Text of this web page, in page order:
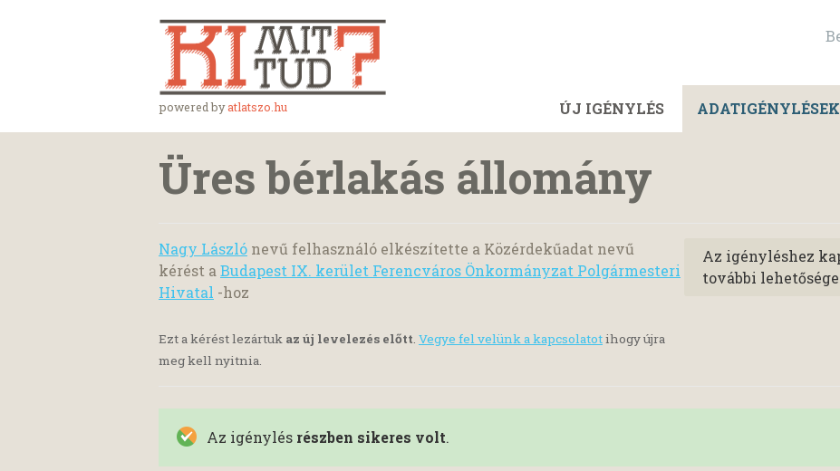
powered byatlatszo.hu ÚJ IGÉNYLÉS ADATIGÉNYLÉSEK
Üres bérlakás állomány
Nagy László nevű felhasználó elkészítette a Közérdekűadat nevű
kérést a Budapest IX. kerület Ferencváros Önkormányzat Polgármesteri
Hivatal -hoz
Ezt a kérést lezártuk az új levelezés előtt. Vegye fel velünk a kapcsolatotihogy újra
meg kell nyitnia.
Az igényléshez
további
Az igénylés részben sikeres volt.